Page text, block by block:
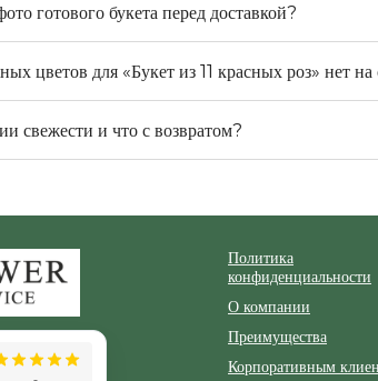
готового букета перед доставкой?
цветов для «Букет из 11 красных роз» нет на
свежести и что с возвратом?
Политика
конфиденциальности
О компании
Преимущества
Корпоративным